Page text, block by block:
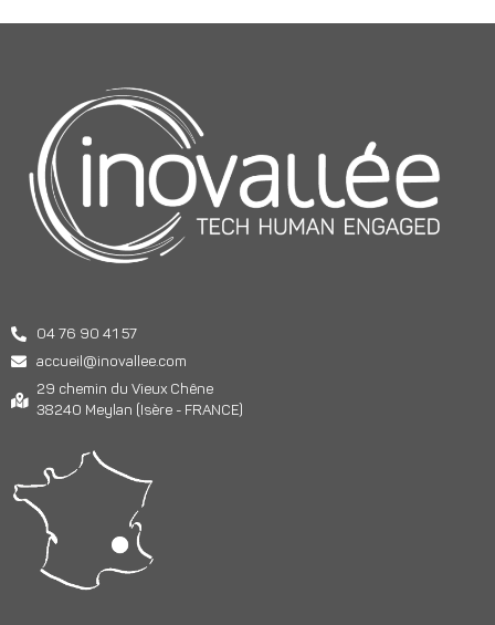
04 76 90 41 57
accueil@inovallee.com
29 chemin du Vieux Chêne
38240 Meylan (Isère - FRANCE)